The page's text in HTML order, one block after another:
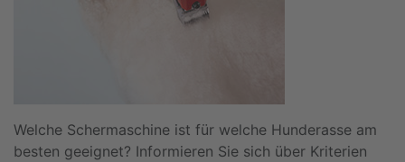
Welche Schermaschine ist für welche Hunderasse am
besten geeignet? Informieren Sie sich über Kriterien